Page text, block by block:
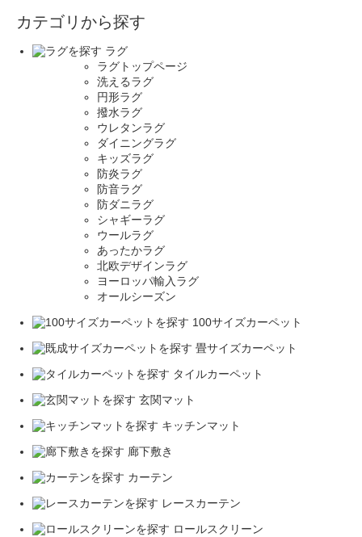
カテゴリから探す
ラグ
ラグトップページ
洗えるラグ
円形ラグ
撥水ラグ
ウレタンラグ
ダイニングラグ
キッズラグ
防炎ラグ
防音ラグ
防ダニラグ
シャギーラグ
ウールラグ
あったかラグ
北欧デザインラグ
ヨーロッパ輸入ラグ
オールシーズン
100サイズカーペット
畳サイズカーペット
タイルカーペット
玄関マット
キッチンマット
廊下敷き
カーテン
レースカーテン
ロールスクリーン